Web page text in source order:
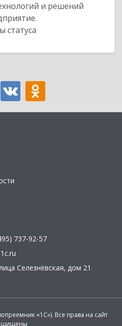
и решений
статуса
737-92-57
Селезнёвская, дом 21
«1С»). Все права на сайт